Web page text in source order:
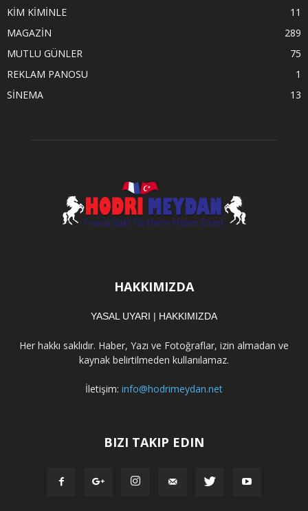
KİM KİMİNLE
11
MAGAZİN
289
MUTLU GÜNLER
75
REKLAM PANOSU
1
SİNEMA
13
HAKKIMIZDA
YASAL UYARI | HAKKIMIZDA
Her hakkı saklıdır. Haber, Yazı ve Fotoğraflar, izin almadan ve
kaynak belirtilmeden kullanılamaz.
İletişim: info@hodrimeydan.net
BIZI TAKIP EDIN